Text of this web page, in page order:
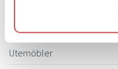
TV-bänkar
Utemöbler